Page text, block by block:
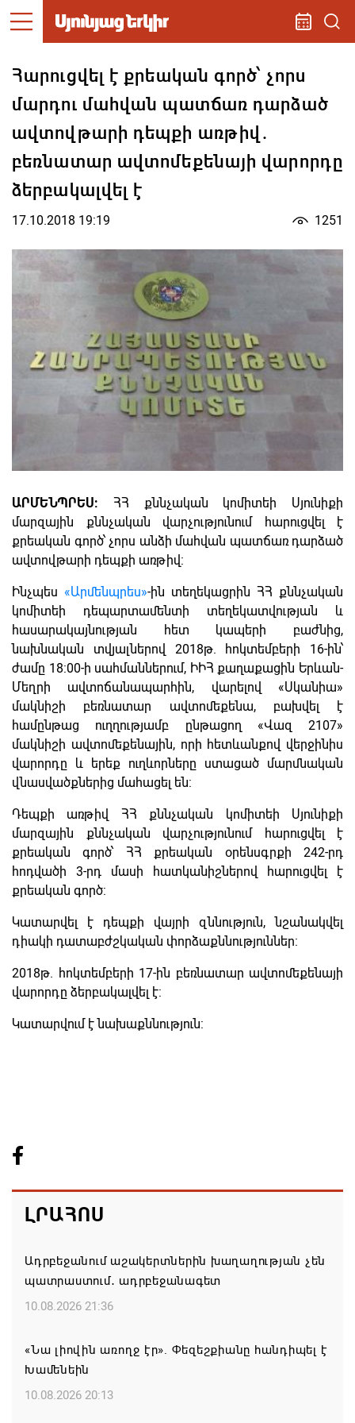
Հարուցվել է քրեական գործ՝ չորս
մարդու մահվան պատճառ դարձած
ավտովթարի դեպքի առթիվ.
բեռնատար ավտոմեքենայի վարորդը
ձերբակալվել է
17.10.2018 19:19 1251
ԱՐՄԵՆՊՐԵՍ: ՀՀ քննչական կոմիտեի Սյունիքի
մարզային քննչական վարչությունում հարուցվել է
քրեական գործ՝ չորս անձի մահվան պատճառ դարձած
ավտովթարի դեպքի առթիվ:
Ինչպես «Արմենպրես»-ին տեղեկացրին ՀՀ քննչական
կոմիտեի դեպարտամենտի տեղեկատվության և
հասարակայնության հետ կապերի բաժնից,
նախնական տվյալներով 2018թ. հոկտեմբերի 16-ին՝
ժամը 18:00-ի սահմաններում, ԻԻՀ քաղաքացին Երևան-
Մեղրի ավտոճանապարհին, վարելով «Սկանիա»
մակնիշի բեռնատար ավտոմեքենա, բախվել է
համընթաց ուղղությամբ ընթացող «Վազ 2107»
մակնիշի ավտոմեքենային, որի հետևանքով վերջինիս
վարորդը և երեք ուղևորները ստացած մարմնական
վնասվածքներից մահացել են:
Դեպքի առթիվ ՀՀ քննչական կոմիտեի Սյունիքի
մարզային քննչական վարչությունում հարուցվել է
քրեական գործ՝ ՀՀ քրեական օրենսգրքի 242-րդ
հոդվածի 3-րդ մասի հատկանիշներով հարուցվել է
քրեական գործ:
Կատարվել է դեպքի վայրի զննություն, նշանակվել
դիակի դատաբժշկական փորձաքննություններ:
2018թ. հոկտեմբերի 17-ին բեռնատար ավտոմեքենայի
վարորդը ձերբակալվել է:
Կատարվում է նախաքննություն:
ԼՐԱՀՈՍ
Ադրբեջանում աշակերտներին խաղաղության չեն
պատրաստում․ ադրբեջանագետ
10.08.2026 21:36
«Նա լիովին առողջ էր». Փեզեշքիանը հանդիպել է
Խամենեին
10.08.2026 20:13